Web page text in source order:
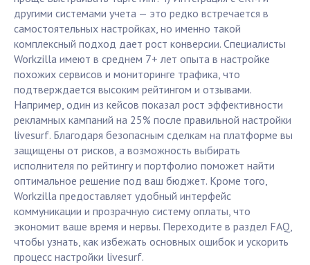
другими системами учета — это редко встречается в
самостоятельных настройках, но именно такой
комплексный подход дает рост конверсии. Специалисты
Workzilla имеют в среднем 7+ лет опыта в настройке
похожих сервисов и мониторинге трафика, что
подтверждается высоким рейтингом и отзывами.
Например, один из кейсов показал рост эффективности
рекламных кампаний на 25% после правильной настройки
livesurf. Благодаря безопасным сделкам на платформе вы
защищены от рисков, а возможность выбирать
исполнителя по рейтингу и портфолио поможет найти
оптимальное решение под ваш бюджет. Кроме того,
Workzilla предоставляет удобный интерфейс
коммуникации и прозрачную систему оплаты, что
экономит ваше время и нервы. Переходите в раздел FAQ,
чтобы узнать, как избежать основных ошибок и ускорить
процесс настройки livesurf.